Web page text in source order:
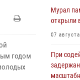
годом
Мурал
открыли
07
При